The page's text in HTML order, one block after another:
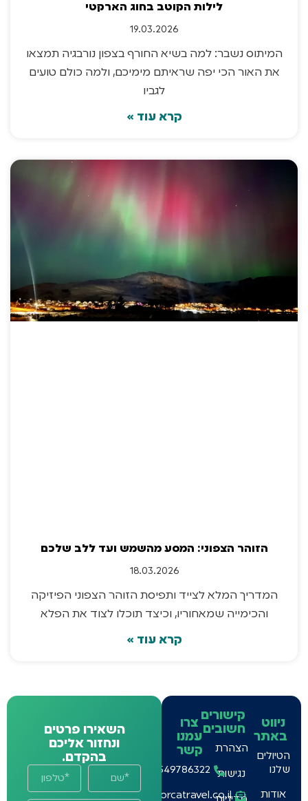
לילות הקוטב בחוג הארקטי
19.03.2026
המיתוס נשבר: למה בשיא החורף בצפון נורבגיה תמצאו
את האור הכי יפה שראיתם מימיכם, ולמה כולם טועים
לגביו
קרא עוד »
הזוהר הצפוני: המסע מהשמש ועד ללב שלכם
18.03.2026
המדריך המלא לצייד ותפיסת הזוהר הצפוני הפיזיקה
והכימייה שמאחוריו, וכיצד תוכלו לצוד את הפלא
קרא עוד »
ניווט
באתר
הטיולים
שלנו
אודות
קישורים
חשובים
הצהרת
נגישות
צרו
עמנו
קשר
0549786322
info@orcatravel.co.il
השאירו פרטים
ונחזור אליכם
בהקדם.